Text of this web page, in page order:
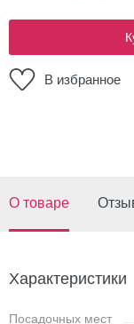
В избранное
О товаре
Характеристики
Посадочных мест